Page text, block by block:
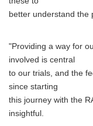
better understand the
"Providing a way for
involved is central
to our trials, and the
since starting
this journey with the
insightful.